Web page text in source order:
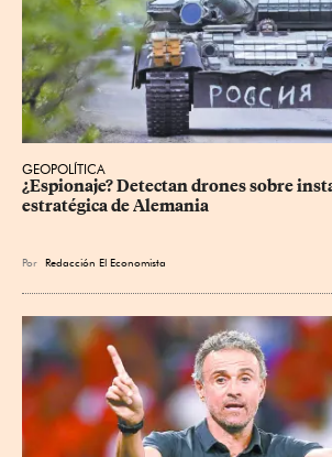
GEOPOLÍTICA
¿Espionaje? Detectan drones sobre
estratégica de Alemania
Por Redacción El Economista